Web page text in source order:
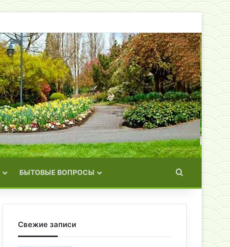
БЫТОВЫЕ ВОПРОСЫ Искать
Свежие записи